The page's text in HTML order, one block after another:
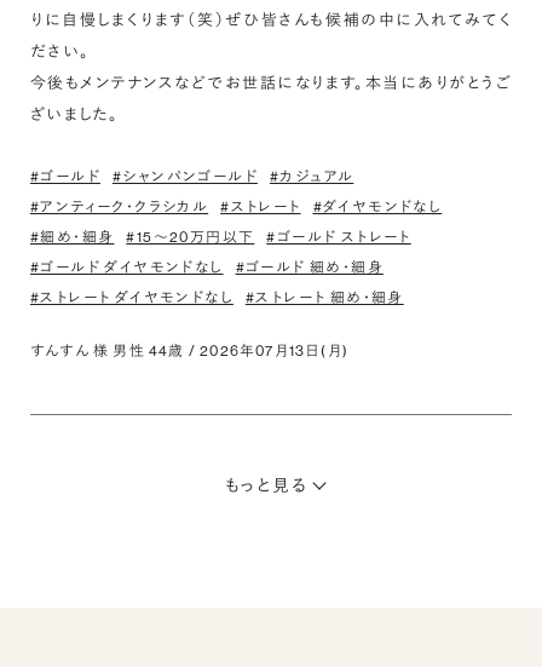
りに自慢しまくります（笑）ぜひ皆さんも候補の中に入れてみてく
ださい。
今後もメンテナンスなどでお世話になります。本当にありがとうご
ざいました。
#ゴールド #シャンパンゴールド
#カジュアル
#アンティーク・クラシカル
#ストレート
#ダイヤモンドなし
#細め・細身
#15〜20万円以下
#ゴールド ストレート
#ゴールド ダイヤモンドなし
#ゴールド 細め・細身
#ストレート ダイヤモンドなし
#ストレート 細め・細身
すんすん 様 男性 44歳 / 2026年07月13日(月)
もっと見る